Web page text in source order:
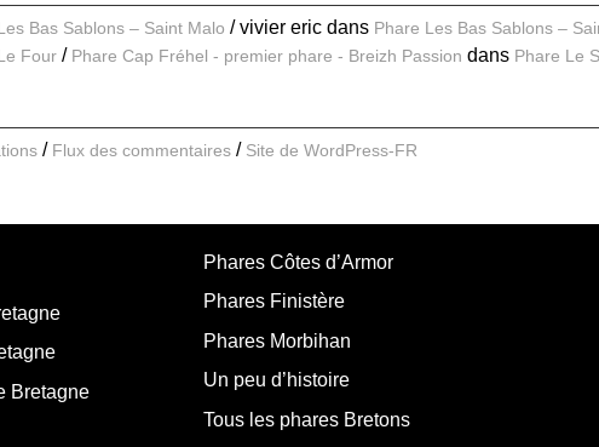
Bas Sablons – Saint Malo vivier eric dans Phare Les Bas Sablons –
Four Phare Cap Fréhel - premier phare - Breizh Passion dans Phare Le
Flux des commentaires Site de WordPress-FR
Bretagne
Phares Côtes d’Armor
Phares Finistère
Phares Morbihan
Un peu d’histoire
Tous les phares Bretons